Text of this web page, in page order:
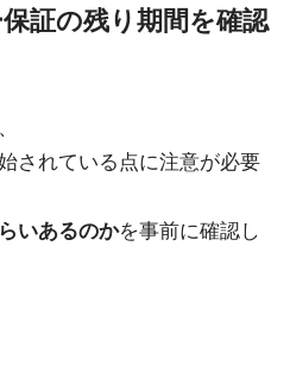
証の残り期間を確認
されている点に注意が必要
いあるのかを事前に確認し